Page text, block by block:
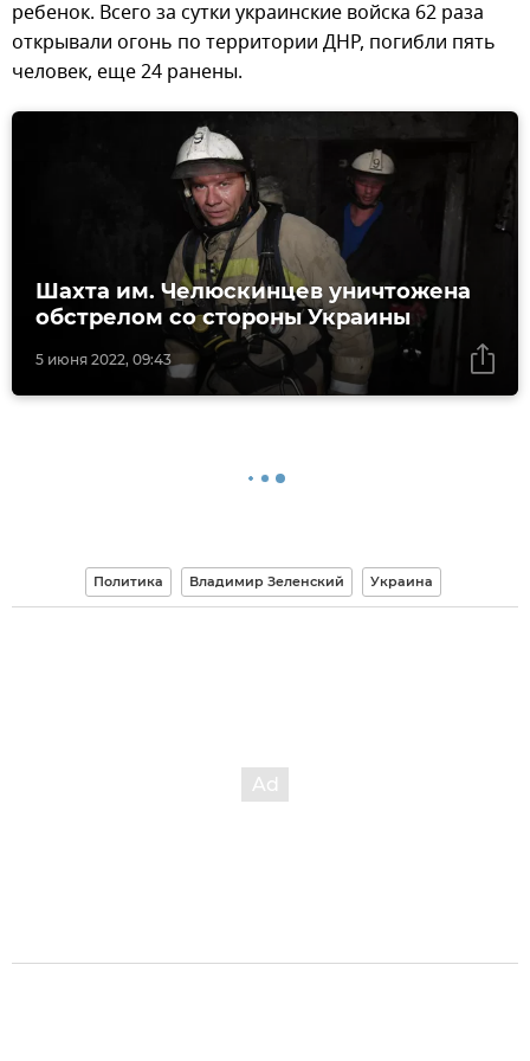
ребенок. Всего за сутки украинские войска 62 раза
открывали огонь по территории ДНР, погибли пять
человек, еще 24 ранены.
5 июня 2022, 09:43
Шахта им. Челюскинцев уничтожена
обстрелом со стороны Украины
Политика Владимир Зеленский Украина